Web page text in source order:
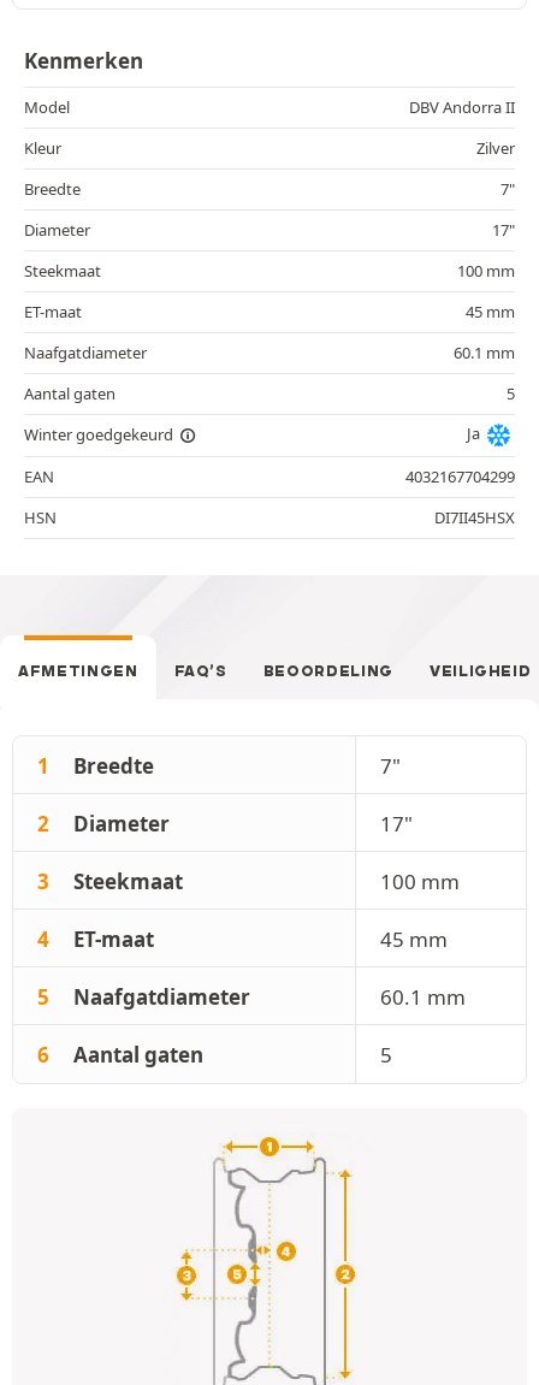
Kenmerken
Model
DBV Andorra II
Kleur
Zilver
Breedte
7"
Diameter
17"
Steekmaat
100 mm
ET-maat
45 mm
Naafgatdiameter
60.1 mm
Aantal gaten
5
Winter goedgekeurd
Ja
EAN
4032167704299
HSN
DI7II45HSX
AFMETINGEN FAQ’S BEOORDELING VEILIGHEID
1 Breedte 7"
2 Diameter 17"
3 Steekmaat 100 mm
4 ET-maat 45 mm
5 Naafgatdiameter 60.1 mm
6 Aantal gaten 5